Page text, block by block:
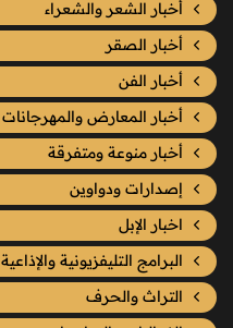
أخبار الشعر والشعراء
أخبار الصقر
أخبار الفن
أخبار المعارض والمهرجانات
أخبار منوعة ومتفرقة
إصدارات ودواوين
اخبار الإبل
البرامج التليفزيونية والإذاعية
التراث والحرف